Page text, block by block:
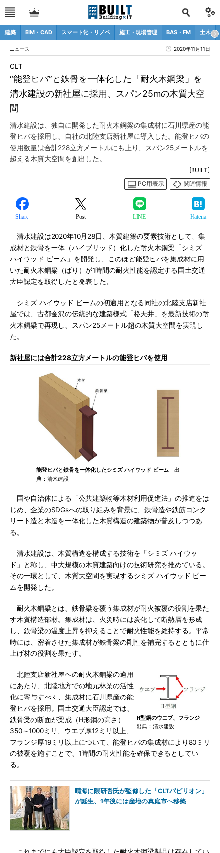
建築 BIM・CAD スマート化・リノベ 施工・現場管理 BAS・FM 土木
ニュース 2020年11月11日
“能登ヒバ”と鉄骨を一体化した「耐火木鋼梁」を
清水建設の新社屋に採用、スパン25mの木質大空
間
CLT
清水建設は、独自に開発した耐火木鋼梁の集成材に石川県産の能
登ヒバを採用し、自社の北陸支店新社屋に導入した。能登ヒバの
使用数量は合計228立方メートルにも上り、スパン25メートルを
超える木質大空間を創出した。
[BUILT]
PC用表示
関連情報
Share Post LINE Hatena
清水建設は2020年10月28日、木質建築の要素技術として、集
成材と鉄骨を一体（ハイブリッド）化した耐火木鋼梁「シミズ
ハイウッド ビーム」を開発し、このほど能登ヒバを集成材に用
いた耐火木鋼梁（ばり）が1時間の耐火性能を認定する国土交通
大臣認定を取得したと発表した。
シミズ ハイウッド ビームの初適用となる同社の北陸支店新社
屋では、古都金沢の伝統的な建築様式「格天井」を最新技術の耐
火木鋼梁で再現し、スパン25メートル超の木質大空間を実現し
た。
新社屋には合計228立方メートルの能登ヒバを使用
能登ヒバと鉄骨を一体化したシミズ ハイウッド ビーム 出
典：清水建設
国や自治体による「公共建築物等木材利用促進法」の推進をは
じめ、企業のSDGsへの取り組みを背景に、鉄骨造や鉄筋コンク
リート造と木造を一体化した木質構造の建築物が普及しつつあ
る。
清水建設は、木質構造を構成する技術を「シミズ ハイウッ
ド」と称し、中大規模の木質建築向けの技術研究を推めている。
その一環として、木質大空間を実現するシミズ ハイウッド ビー
ムを開発した。
耐火木鋼梁とは、鉄骨梁を覆う集成材が耐火被覆の役割を果た
す木質構造部材。集成材は、火災時には炭化して断熱層を形成
し、鉄骨梁の温度上昇を抑えることで耐火性能を維持する。平常
時には、密着させた集成材が鉄骨梁の剛性を補完するとともに仕
上げ材の役割を果たす。
H型鋼のウエブ、フランジ
出典：清水建設
北陸支店新社屋への耐火木鋼梁の適用
にあたり、北陸地方での地元林業の活性
化に寄与すべく、集成材に石川県産の能
登ヒバを採用。国土交通大臣認定では、
鉄骨梁の断面が梁成（H形鋼の高さ）
350～1000ミリ、ウエブ厚12ミリ以上、
フランジ厚19ミリ以上について、能登ヒバの集成材により80ミリ
の被覆を施すことで、1時間の耐火性能を確保できるとしてい
る。
晴海に隈研吾氏が監修した「CLTパビリオン」
が誕生、1年後には産地の真庭市へ移築